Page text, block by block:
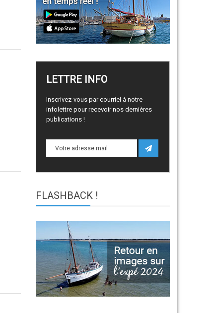
LETTRE INFO
Inscrivez-vous par courriel à notre
infolettre pour recevoir nos dernières
publications !
FLASHBACK !